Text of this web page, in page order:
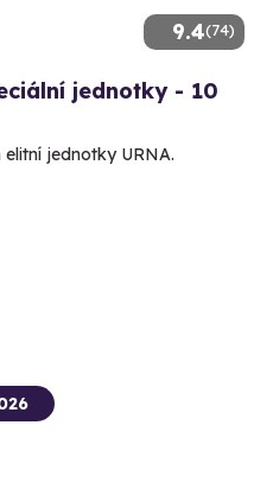
9.4(74)
jednotky - 10
jednotky URNA.